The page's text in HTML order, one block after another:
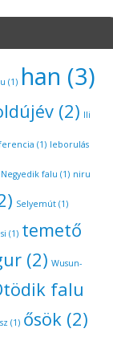
(1) han (3)
(2) Ili
(1) leborulás
Negyedik falu (1) niru
Selyemút(1)
(1) temető
(2) Wusun-
falu
(1) ősök(2)